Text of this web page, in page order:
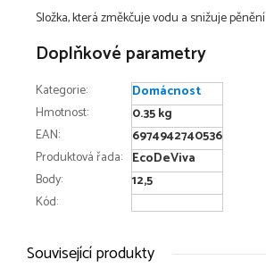
Složka, která změkčuje vodu a snižuje pěnění
Doplňkové parametry
Kategorie:
Domácnost
Hmotnost:
0.35 kg
EAN:
6974942740536
Produktová řada: EcoDeViva
Body:
12,5
Kód:
Související produkty